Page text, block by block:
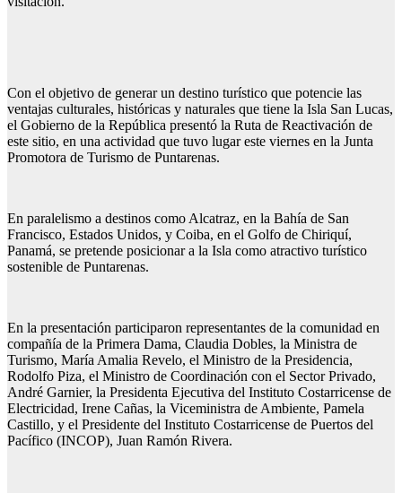
Con el objetivo de generar un destino turístico que potencie las
ventajas culturales, históricas y naturales que tiene la Isla San Lucas,
el Gobierno de la República presentó la Ruta de Reactivación de
este sitio, en una actividad que tuvo lugar este viernes en la Junta
Promotora de Turismo de Puntarenas.
En paralelismo a destinos como Alcatraz, en la Bahía de San
Francisco, Estados Unidos, y Coiba, en el Golfo de Chiriquí,
Panamá, se pretende posicionar a la Isla como atractivo turístico
sostenible de Puntarenas.
En la presentación participaron representantes de la comunidad en
compañía de la Primera Dama, Claudia Dobles, la Ministra de
Turismo, María Amalia Revelo, el Ministro de la Presidencia,
Rodolfo Piza, el Ministro de Coordinación con el Sector Privado,
André Garnier, la Presidenta Ejecutiva del Instituto Costarricense de
Electricidad, Irene Cañas, la Viceministra de Ambiente, Pamela
Castillo, y el Presidente del Instituto Costarricense de Puertos del
Pacífico (INCOP), Juan Ramón Rivera.